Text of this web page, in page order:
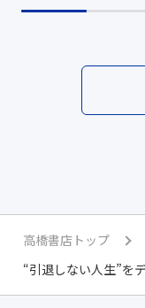
高橋書店トップ
“引退しない人生”を